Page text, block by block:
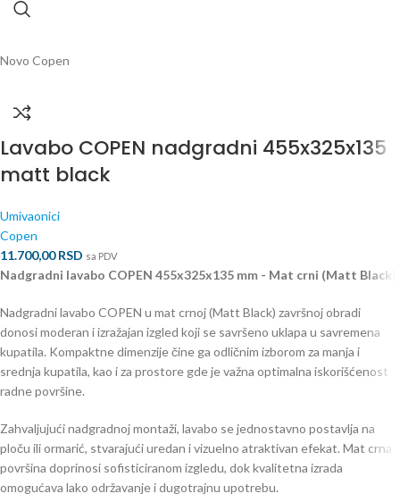
Novo Copen
Lavabo COPEN nadgradni 455x325x135
matt black
Umivaonici
Copen
11.700,00RSD sa PDV
Nadgradni lavabo COPEN 455x325x135 mm - Mat crni (Matt Black)
Nadgradni lavabo COPEN u mat crnoj (Matt Black) završnoj obradi
donosi moderan i izražajan izgled koji se savršeno uklapa u savremena
kupatila. Kompaktne dimenzije čine ga odličnim izborom za manja i
srednja kupatila, kao i za prostore gde je važna optimalna iskorišćenost
radne površine.
Zahvaljujući nadgradnoj montaži, lavabo se jednostavno postavlja na
ploču ili ormarić, stvarajući uredan i vizuelno atraktivan efekat. Mat crna
površina doprinosi sofisticiranom izgledu, dok kvalitetna izrada
omogućava lako održavanje i dugotrajnu upotrebu.